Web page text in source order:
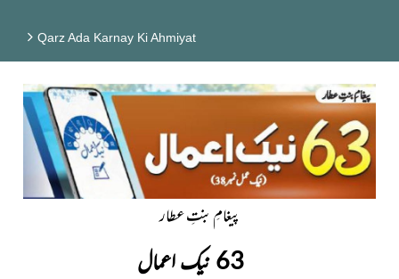
Qarz Ada Karnay Ki Ahmiyat
پیغامِ بنتِ عطار
63 نیک اعمال